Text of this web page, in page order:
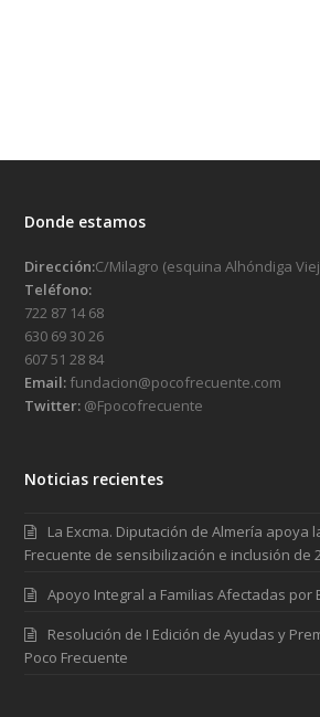
Donde estamos
Dirección:C/Milagro (esquina Alhóndiga
Teléfono:
722 87 14 68
630 69 30 26
607 51 28 84
Email: fundacion@pocofrecuente.com
Twitter: @Fpocofrecuente
Noticias recientes
La Excma. Diputación de Almería apoya
Frecuente de sensibilización e inclusión de
Apoyo Integral a Familias Afectadas por
Resolución de I Edición de Ayudas y
Poco Frecuente